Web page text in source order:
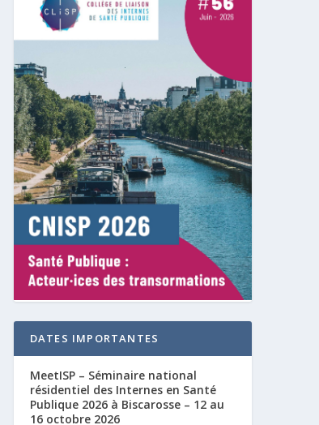
DATES IMPORTANTES
MeetISP – Séminaire national
résidentiel des Internes en Santé
Publique 2026 à Biscarosse – 12 au
16 octobre 2026